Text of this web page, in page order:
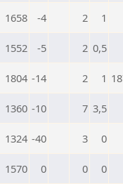
1658 -4 2 1
1552 -5 2 0,5
1804 -14 2 1
1360 -10 7 3,5
1324 -40 3 0
1570 0 0 0